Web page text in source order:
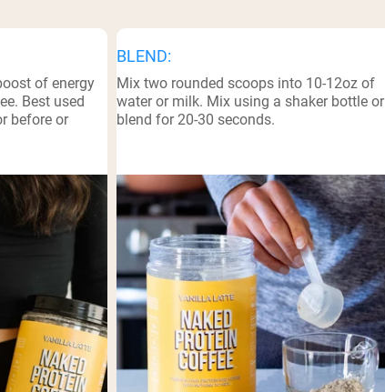
of energy
Best used
before or
BLEND:
Mix two rounded scoops into 10-12oz of
water or milk. Mix using a shaker bottle or
blend for 20-30 seconds.
Acquista Ora